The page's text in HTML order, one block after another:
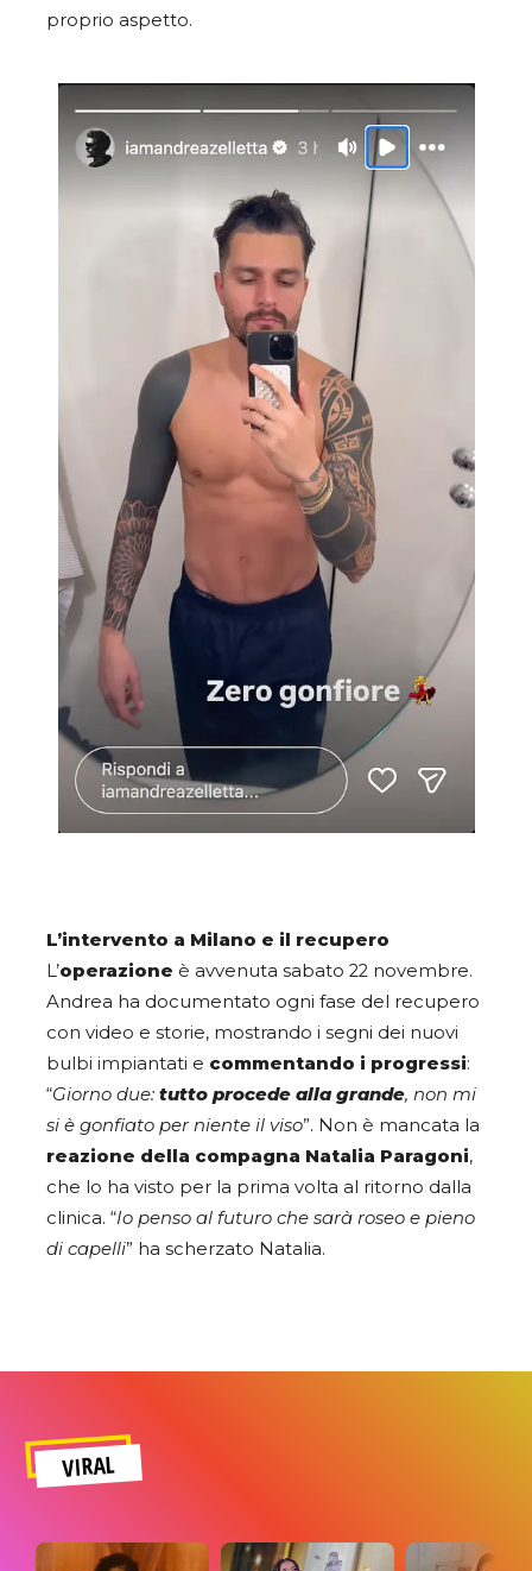
proprio aspetto.
L’intervento a Milano e il recupero
L’operazione è avvenuta sabato 22 novembre.
Andrea ha documentato ogni fase del recupero
con video e storie, mostrando i segni dei nuovi
bulbi impiantati e commentando i progressi:
“Giorno due: tutto procede alla grande, non mi
si è gonfiato per niente il viso”. Non è mancata la
reazione della compagna Natalia Paragoni,
che lo ha visto per la prima volta al ritorno dalla
clinica. “Io penso al futuro che sarà roseo e pieno
di capelli” ha scherzato Natalia.
VIRAL